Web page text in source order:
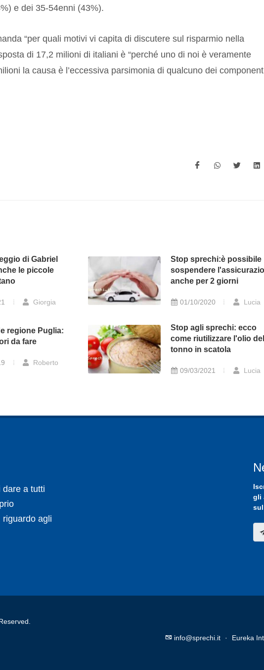
e dei 35-54enni (43%).
“per quali motivi vi capita di discutere sul risparmio nella
di 17,2 milioni di italiani è “perché uno di noi è veramente
la causa è l’eccessiva parsimonia di qualcuno dei
di Gabriel
le piccole
Giorgia
Stop sprechi:è possibile
sospendere
anche per 2 giorni
01/10/2020 Lucia
regione Puglia:
da fare
Roberto
Stop agli sprechi: ecco
come riutilizzare l'olio del
tonno in scatola
09/03/2021 Lucia
dare a tutti
agli
gli
info@sprechi.it · Eureka